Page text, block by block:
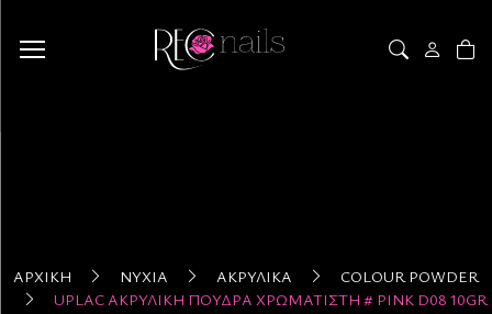
ΑΡΧΙΚΉ ΝΎΧΙΑ ΑΚΡΥΛΙΚΆ
COLOUR POWDER
UPLAC ΑΚΡΥΛΙΚΉ ΠΟΎΔΡΑ ΧΡΩΜΑΤΙΣΤΉ # PINK D08 10GR